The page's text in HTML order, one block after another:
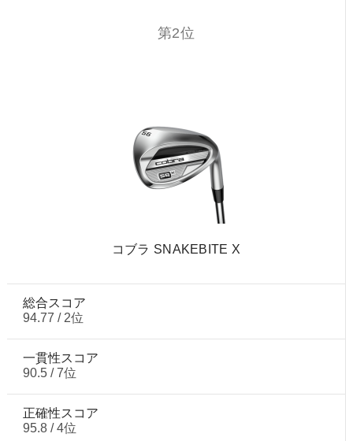
第2位
コブラ SNAKEBITE X
総合スコア
94.77 / 2位
一貫性スコア
90.5 / 7位
正確性スコア
95.8 / 4位